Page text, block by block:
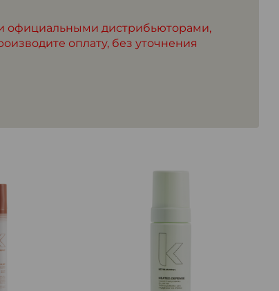
официальными дистрибьюторами,
оплату, без уточнения